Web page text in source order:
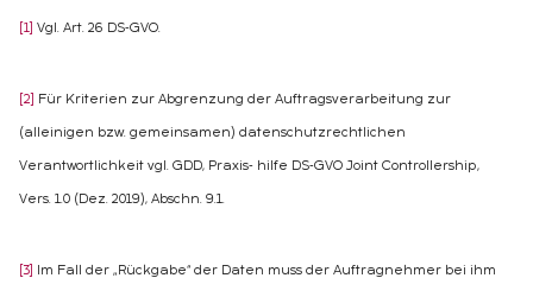
[1] Vgl. Art. 26 DS‑GVO.
[2] Für Kriterien zur Abgrenzung der Auftragsverarbeitung zur
(alleinigen bzw. gemeinsamen) datenschutzrechtlichen
Verantwortlichkeit vgl. GDD, Praxis‑ hilfe DS‑GVO Joint Controllership,
Vers. 1.0 (Dez. 2019), Abschn. 9.1.
[3] Im Fall der „Rückgabe“ der Daten muss der Auftragnehmer bei ihm